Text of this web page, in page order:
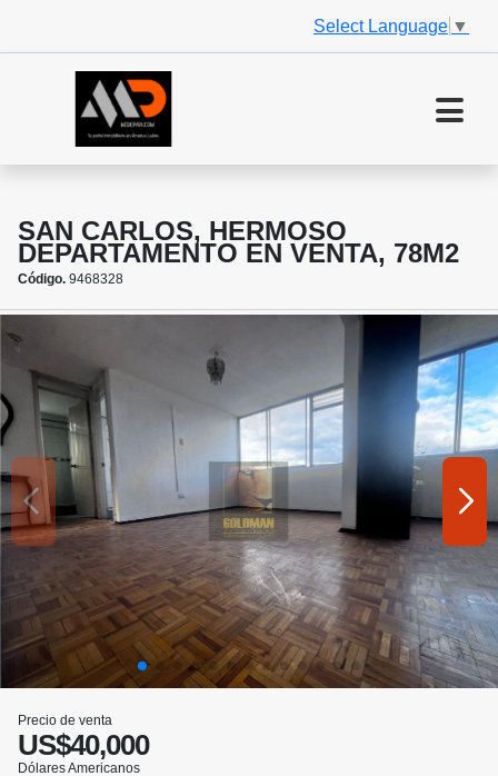
Select Language ▼
SAN CARLOS, HERMOSO
DEPARTAMENTO EN VENTA, 78M2
Código. 9468328
Precio de venta
US$40,000
Dólares Americanos